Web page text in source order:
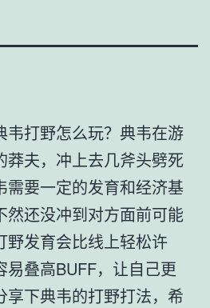
韦打野怎么玩？典韦在游
莽夫，冲上去几斧头劈死
需要一定的发育和经济基
然还没冲到对方面前可能
野发育会比线上轻松许
易叠高BUFF，让自己更
享下典韦的打野打法，希